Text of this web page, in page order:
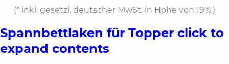
(* inkl. gesetzl. deutscher MwSt. in Höhe von 19%.)
Spannbettlaken für Topper click to
expand contents